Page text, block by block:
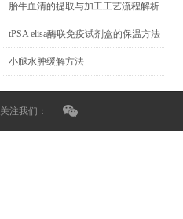
胎牛血清的提取与加工工艺流程解析
tPSA elisa酶联免疫试剂盒的保温方法
小腿水肿缓解方法
关注我们：